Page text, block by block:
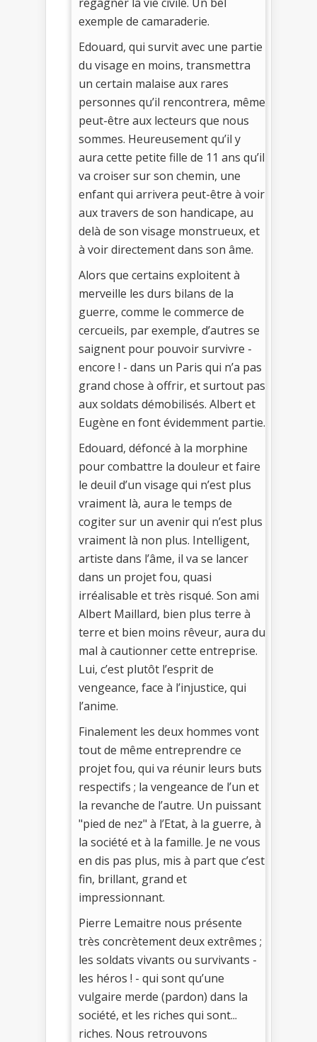
exemple de camaraderie.
Edouard, qui survit avec une partie
du visage en moins, transmettra
un certain malaise aux rares
personnes qu’il rencontrera, même
peut-être aux lecteurs que nous
sommes. Heureusement qu’il y
aura cette petite fille de 11 ans qu’il
va croiser sur son chemin, une
enfant qui arrivera peut-être à voir
aux travers de son handicape, au
delà de son visage monstrueux, et
à voir directement dans son âme.
Alors que certains exploitent à
merveille les durs bilans de la
guerre, comme le commerce de
cercueils, par exemple, d’autres se
saignent pour pouvoir survivre -
encore ! - dans un Paris qui n’a pas
grand chose à offrir, et surtout pas
aux soldats démobilisés. Albert et
Eugène en font évidemment partie.
Edouard, défoncé à la morphine
pour combattre la douleur et faire
le deuil d’un visage qui n’est plus
vraiment là, aura le temps de
cogiter sur un avenir qui n’est plus
vraiment là non plus. Intelligent,
artiste dans l’âme, il va se lancer
dans un projet fou, quasi
irréalisable et très risqué. Son ami
Albert Maillard, bien plus terre à
terre et bien moins rêveur, aura du
mal à cautionner cette entreprise.
Lui, c’est plutôt l’esprit de
vengeance, face à l’injustice, qui
l’anime.
Finalement les deux hommes vont
tout de même entreprendre ce
projet fou, qui va réunir leurs buts
respectifs ; la vengeance de l’un et
la revanche de l’autre. Un puissant
"pied de nez" à l’Etat, à la guerre, à
la société et à la famille. Je ne vous
en dis pas plus, mis à part que c’est
fin, brillant, grand et
impressionnant.
Pierre Lemaitre nous présente
très concrètement deux extrêmes ;
les soldats vivants ou survivants -
les héros ! - qui sont qu’une
vulgaire merde (pardon) dans la
société, et les riches qui sont...
riches. Nous retrouvons